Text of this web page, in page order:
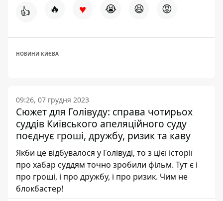
👍 🔥 ♥ 😭 😆 😡
НОВИНИ КИЄВА
09:26, 07 грудня 2023
Сюжет для Голівуду: справа чотирьох
суддів Київського апеляційного суду
поєднує гроші, дружбу, ризик та каву
Якби це відбувалося у Голівуді, то з цієї історії
про хабар суддям точно зробили фільм. Тут є і
про гроші, і про дружбу, і про ризик. Чим не
блокбастер!